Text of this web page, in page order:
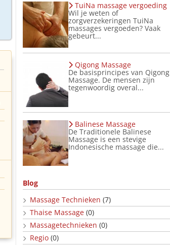
TuiNa massage vergoeding
Wil je weten of
zorgverzekeringen TuiNa
massages vergoeden? Vaak
gebeurt...
Qigong Massage
De basisprincipes van Qigong
Massage. De mensen zijn
tegenwoordig overal...
Balinese Massage
De Traditionele Balinese
Massage is een stevige
Indonesische massage die...
Blog
Massage Technieken (7)
Thaise Massage (0)
Massagetechnieken (0)
Regio (0)